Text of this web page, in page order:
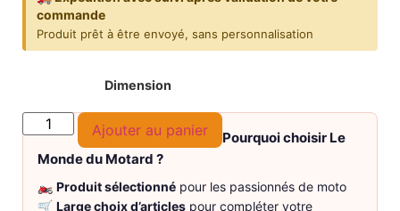
commande
Produit prêt à être envoyé, sans personnalisation
Dimension
Ajouter au panier
Pourquoi choisir Le
Monde du Motard ?
🏍️ Produit sélectionné pour les passionnés de moto
🛒 Large choix d’articles pour compléter votre